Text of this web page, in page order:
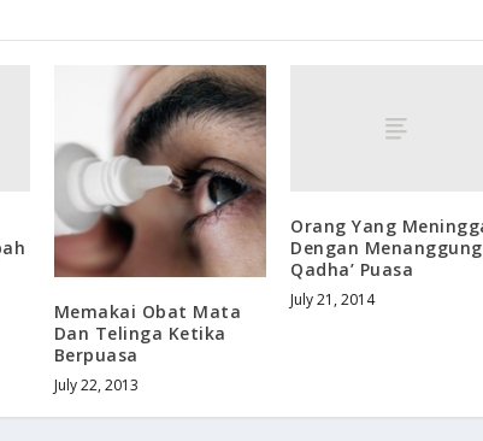
Memakai Obat Mata
Dan Telinga Ketika
Berpuasa
July 22, 2013
Orang Yang
Dengan Menanggung
Qadha’ Puasa
July 21, 2014